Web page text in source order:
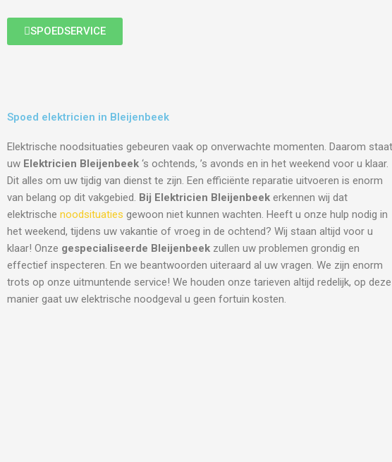
SPOEDSERVICE
Spoed elektricien in Bleijenbeek
Elektrische noodsituaties gebeuren vaak op onverwachte momenten. Daarom staat
uw Elektricien Bleijenbeek ‘s ochtends, ’s avonds en in het weekend voor u klaar.
Dit alles om uw tijdig van dienst te zijn. Een efficiënte reparatie uitvoeren is enorm
van belang op dit vakgebied. Bij Elektricien Bleijenbeek erkennen wij dat
elektrische noodsituaties gewoon niet kunnen wachten. Heeft u onze hulp nodig in
het weekend, tijdens uw vakantie of vroeg in de ochtend? Wij staan altijd voor u
klaar! Onze gespecialiseerde Bleijenbeek zullen uw problemen grondig en
effectief inspecteren. En we beantwoorden uiteraard al uw vragen. We zijn enorm
trots op onze uitmuntende service! We houden onze tarieven altijd redelijk, op deze
manier gaat uw elektrische noodgeval u geen fortuin kosten.